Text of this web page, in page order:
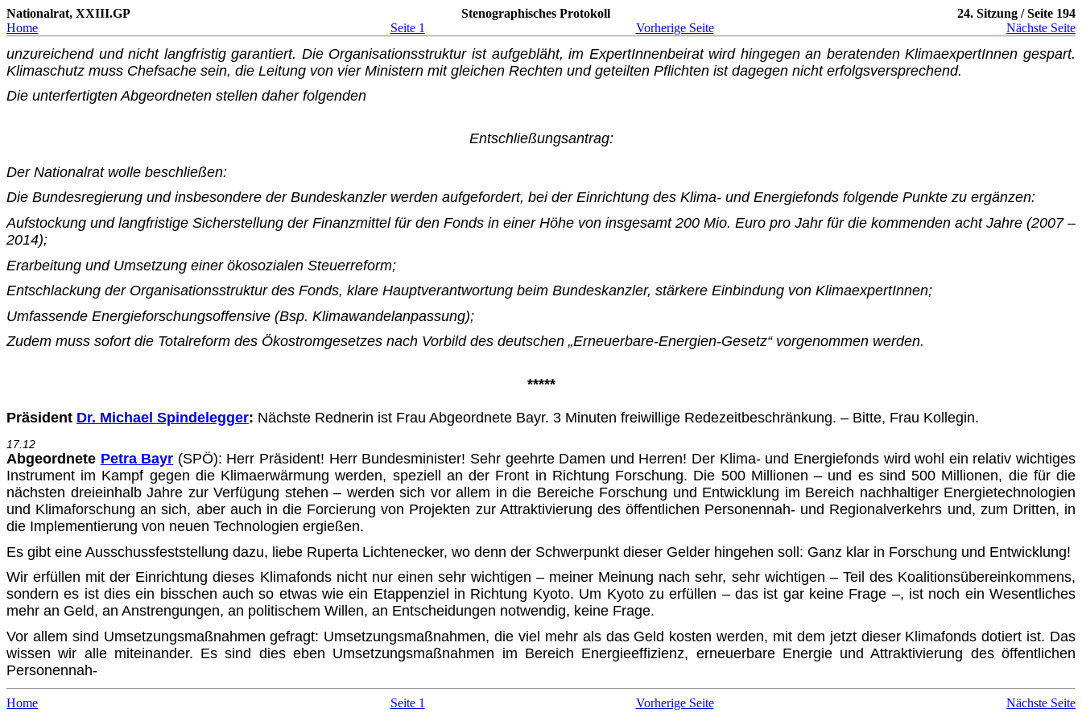
Nationalrat, XXIII.GP Stenographisches Protokoll
24. Sitzung / Seite 194
Home
Seite 1 Vorherige Seite Nächste Seite
unzureichend und nicht langfristig garantiert. Die Organisationsstruktur ist aufgebläht, im ExpertInnenbeirat wird hingegen an beratenden KlimaexpertInnen gespart.
Klima­schutz muss Chefsache sein, die Leitung von vier Ministern mit gleichen Rechten und geteilten Pflichten ist dagegen nicht erfolgsversprechend.
Die unterfertigten Abgeordneten stellen daher folgenden
Entschließungsantrag:
Der Nationalrat wolle beschließen:
Die Bundesregierung und insbesondere der Bundeskanzler werden aufgefordert, bei der Einrichtung des Klima- und Energiefonds folgende Punkte zu ergänzen:
Aufstockung und langfristige Sicherstellung der Finanzmittel für den Fonds in einer Höhe von insgesamt 200 Mio. Euro pro Jahr für die kommenden acht Jahre (2007 –
2014);
Erarbeitung und Umsetzung einer ökosozialen Steuerreform;
Entschlackung der Organisationsstruktur des Fonds, klare Hauptverantwortung beim Bundeskanzler, stärkere Einbindung von KlimaexpertInnen;
Umfassende Energieforschungsoffensive (Bsp. Klimawandelanpassung);
Zudem muss sofort die Totalreform des Ökostromgesetzes nach Vorbild des deut­schen „Erneuerbare-Energien-Gesetz“ vorgenommen werden.
*****
Präsident Dr. Michael Spindelegger: Nächste Rednerin ist Frau Abgeordnete Bayr. 3 Minuten freiwillige Redezeitbeschränkung. – Bitte, Frau Kollegin.
17.12
Abgeordnete Petra Bayr (SPÖ): Herr Präsident! Herr Bundesminister! Sehr geehrte Damen und Herren! Der Klima- und Energiefonds wird wohl ein relativ wichtiges
Instru­ment im Kampf gegen die Klimaerwärmung werden, speziell an der Front in Richtung Forschung. Die 500 Millionen – und es sind 500 Millionen, die für die
nächsten dreiein­halb Jahre zur Verfügung stehen – werden sich vor allem in die Bereiche Forschung und Entwicklung im Bereich nachhaltiger Energietechnologien
und Klimaforschung an sich, aber auch in die Forcierung von Projekten zur Attraktivierung des öffentlichen Personennah- und Regionalverkehrs und, zum Dritten, in
die Implementierung von neuen Technologien ergießen.
Es gibt eine Ausschussfeststellung dazu, liebe Ruperta Lichtenecker, wo denn der Schwerpunkt dieser Gelder hingehen soll: Ganz klar in Forschung und Entwicklung!
Wir erfüllen mit der Einrichtung dieses Klimafonds nicht nur einen sehr wichtigen – meiner Meinung nach sehr, sehr wichtigen – Teil des Koalitionsübereinkommens,
son­dern es ist dies ein bisschen auch so etwas wie ein Etappenziel in Richtung Kyoto. Um Kyoto zu erfüllen – das ist gar keine Frage –, ist noch ein Wesentliches
mehr an Geld, an Anstrengungen, an politischem Willen, an Entscheidungen notwendig, keine Frage.
Vor allem sind Umsetzungsmaßnahmen gefragt: Umsetzungsmaßnahmen, die viel mehr als das Geld kosten werden, mit dem jetzt dieser Klimafonds dotiert ist. Das
wis­sen wir alle miteinander. Es sind dies eben Umsetzungsmaßnahmen im Bereich Ener­gieeffizienz, erneuerbare Energie und Attraktivierung des öffentlichen
Personennah-
Home Seite 1 Vorherige Seite Nächste Seite